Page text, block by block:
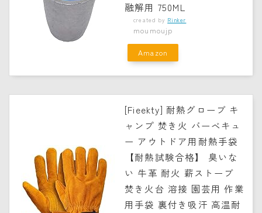
融解用 750ML
created by Rinker
moumoujp
Amazon
[Fieekty] 耐熱グローブ キ
ャンプ 焚き火 バーベキュ
ー アウトドア用耐熱手袋
【耐熱試験合格】 臭いな
い 牛革 耐火 薪ストーブ
焚き火台 溶接 園芸用 作業
用手袋 裏付き吸汗 高温耐